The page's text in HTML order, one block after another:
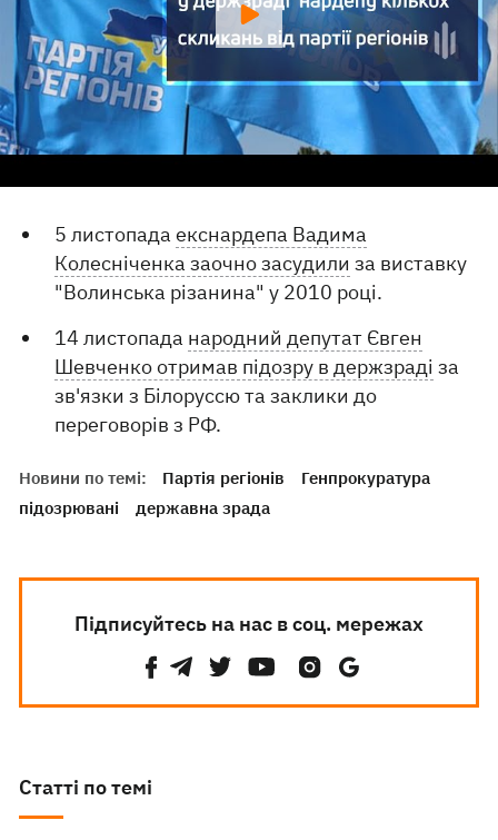
5 листопадаекснардепа Вадима
Колесніченка заочно засудили за виставку
"Волинська різанина" у 2010 році.
14 листопада народний депутат Євген
Шевченко отримав підозру в держзраді за
зв'язки з Білоруссю та заклики до
переговорів з РФ.
Новини по темі: Партія регіонів
Генпрокуратура
підозрювані
державна зрада
Підписуйтесь на нас в соц. мережах
Статті по темі